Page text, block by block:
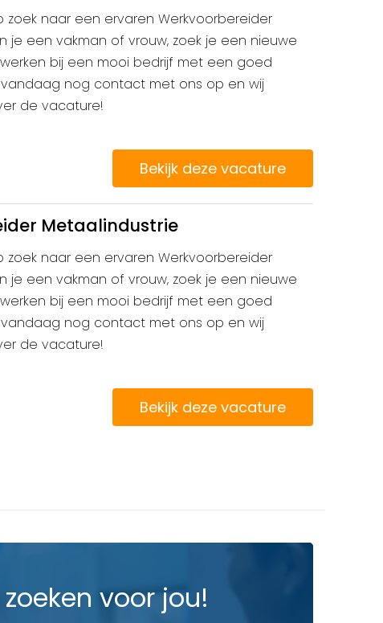
zoek naar een ervaren Werkvoorbereider
je een vakman of vrouw, zoek je een nieuwe
bij een mooi bedrijf met een goed
vandaag nog contact met ons op en wij
de vacature!
Bekijk deze vacature
Metaalindustrie
zoek naar een ervaren Werkvoorbereider
je een vakman of vrouw, zoek je een nieuwe
bij een mooi bedrijf met een goed
vandaag nog contact met ons op en wij
de vacature!
Bekijk deze vacature
voor jou!